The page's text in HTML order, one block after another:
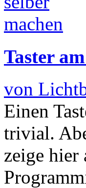
Taster
von
Einen
trivial.
zeige hier